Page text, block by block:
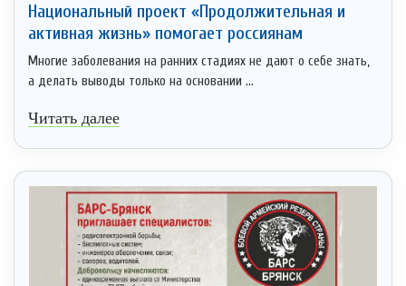
Национальный проект «Продолжительная и
активная жизнь» помогает россиянам
Многие заболевания на ранних стадиях не дают о себе знать,
а делать выводы только на основании ...
Читать далее